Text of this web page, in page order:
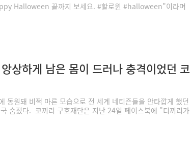
Halloween 끝까지 보세요. #할로윈 #halloween"이라며
상하게 남은 몸이 드러나 충격이었던 코
동원돼 비쩍 마른 모습으로 전 세계 네티즌들을 안타깝게 했던
숨졌다. 코끼리 구호재단은 지난 24일 페이스북에 "티끼리가